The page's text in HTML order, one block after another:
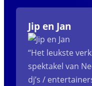
Jip en Jan
“Het leukste
spektakel van
dj’s /